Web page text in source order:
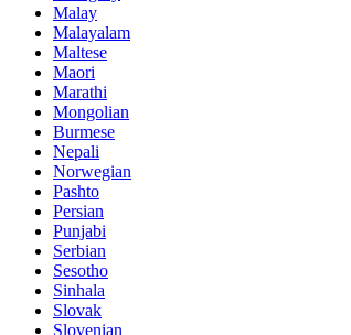
Malay
Malayalam
Maltese
Maori
Marathi
Mongolian
Burmese
Nepali
Norwegian
Pashto
Persian
Punjabi
Serbian
Sesotho
Sinhala
Slovak
Slovenian